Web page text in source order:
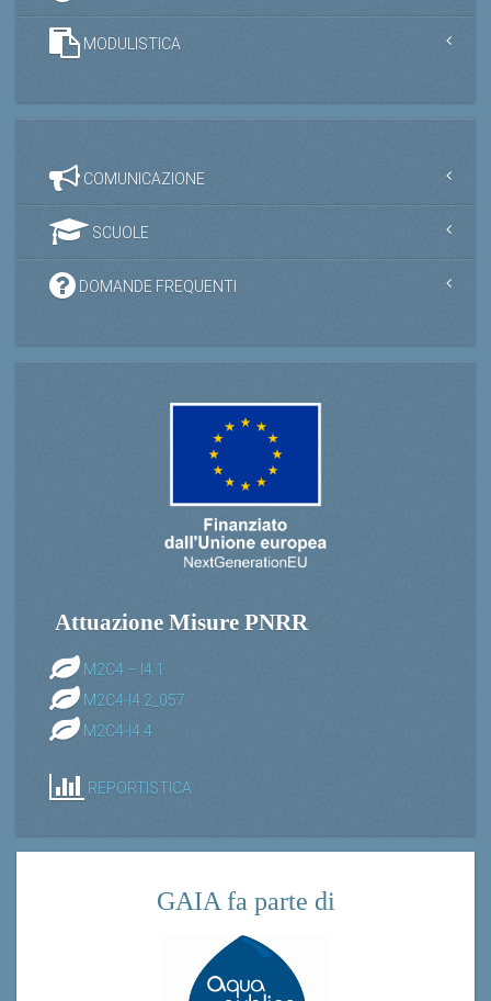
MODULISTICA
COMUNICAZIONE
SCUOLE
DOMANDE FREQUENTI
Attuazione Misure PNRR
M2C4 – I4.1
M2C4-I4.2_057
M2C4-I4.4
REPORTISTICA
GAIA fa parte di